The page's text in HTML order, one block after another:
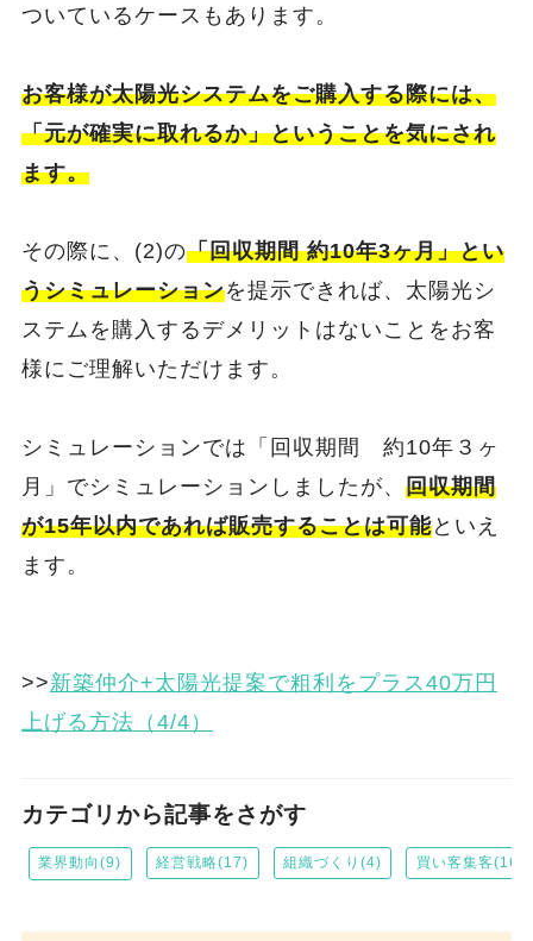
ついているケースもあります。
お客様が太陽光システムをご購入する際には、
「元が確実に取れるか」ということを気にされ
ます。
その際に、(2)の「回収期間 約10年3ヶ月」とい
うシミュレーションを提示できれば、太陽光シ
ステムを購入するデメリットはないことをお客
様にご理解いただけます。
シミュレーションでは「回収期間 約10年３ヶ
月」でシミュレーションしましたが、 回収期間
が15年以内であれば販売することは可能といえ
ます。
>>新築仲介+太陽光提案で粗利をプラス40万円
上げる方法（4/4）
カテゴリから記事をさがす
業界動向(9) 経営戦略(17) 組織づくり(4) 買い客集客(16)